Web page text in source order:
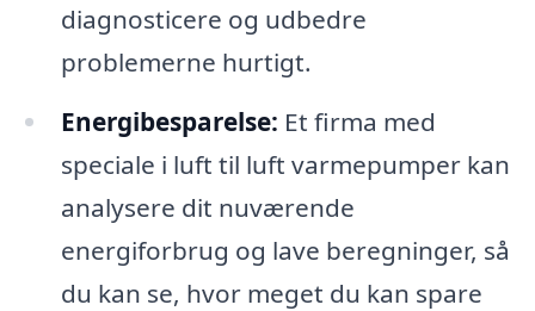
diagnosticere og udbedre
problemerne hurtigt.
Energibesparelse: Et firma med
speciale i luft til luft varmepumper kan
analysere dit nuværende
energiforbrug og lave beregninger, så
du kan se, hvor meget du kan spare